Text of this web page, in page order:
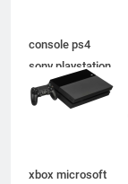
console ps4
sony playstation
xbox microsoft